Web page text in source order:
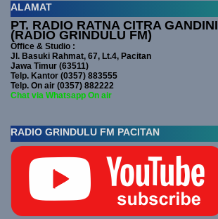
ALAMAT
PT. RADIO RATNA CITRA GANDINI
(RADIO GRINDULU FM)
Office & Studio :
Jl. Basuki Rahmat, 67, Lt.4, Pacitan
Jawa Timur (63511)
Telp. Kantor (0357) 883555
Telp. On air (0357) 882222
Chat via Whatsapp On air
RADIO GRINDULU FM PACITAN